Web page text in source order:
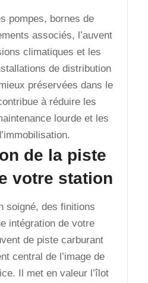
pompes, bornes de
associés, l’auvent
climatiques et les
de distribution
préservées dans le
à réduire les
lourde et les
de la piste
votre station
soigné, des finitions
intégration de votre
de piste carburant
central de l’image de
Il met en valeur l’îlot